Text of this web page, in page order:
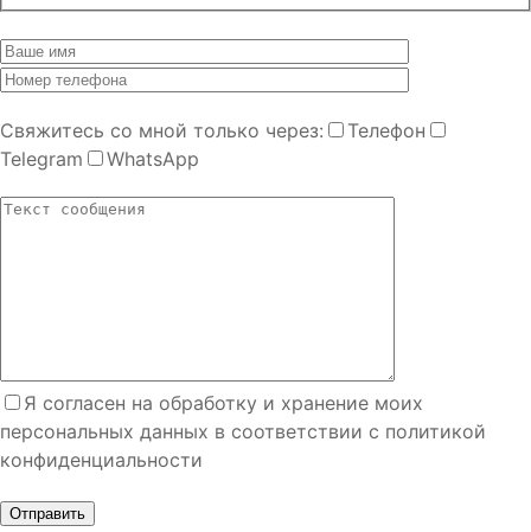
Cвяжитесь со мной только через:
Телефон
Telegram
WhatsApp
Я согласен на обработку и хранение моих
персональных данных в соответствии с политикой
конфиденциальности